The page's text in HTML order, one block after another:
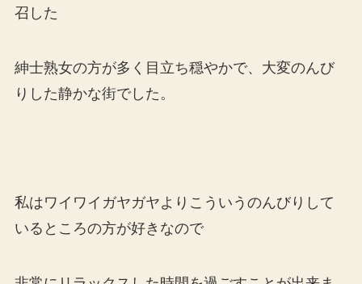
召した
紳士熟女の方が多く目立ち穏やかで、大変のんび
りした静かな街でした。
私はワイワイガヤガヤよりこういうのんびりして
いるところの方が好きなので